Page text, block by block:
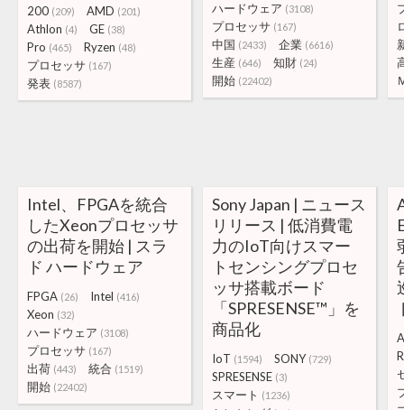
200 (209) AMD (201)
Athlon (4) GE (38)
Pro (465) Ryzen (48)
プロセッサ (167)
発表 (8587)
ハードウェア (3108)
プロセッサ (167)
中国 (2433) 企業 (6616)
生産 (646) 知財 (24)
開始 (22402)
Intel、FPGAを統合
したXeonプロセッサ
の出荷を開始 | スラ
ド ハードウェア
FPGA (26) Intel (416)
Xeon (32)
ハードウェア (3108)
プロセッサ (167)
出荷 (443) 統合 (1519)
開始 (22402)
Sony Japan | ニュース
リリース | 低消費電
力のIoT向けスマー
トセンシングプロセ
ッサ搭載ボード
「SPRESENSE™」を
商品化
IoT (1594) SONY (729)
SPRESENSE (3)
スマート (1236)